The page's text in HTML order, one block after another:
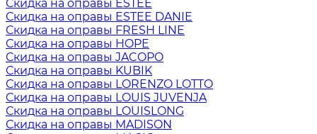
Скидка на оправы ESTEE
Скидка на оправы ESTEE DANIE
Скидка на оправы FRESH LINE
Скидка на оправы HOPE
Скидка на оправы JACOPO
Скидка на оправы KUBIK
Скидка на оправы LORENZO LOTTO
Скидка на оправы LOUIS JUVENJA
Скидка на оправы LOUISLONG
Скидка на оправы MADISON